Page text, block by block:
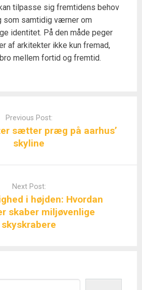
tilpasse sig fremtidens behov
som samtidig værner om
identitet. På den måde peger
af arkitekter ikke kun fremad,
mellem fortid og fremtid.
Previous Post:
sætter præg på aarhus’
skyline
Next Post:
i højden: Hvordan
skaber miljøvenlige
skyskrabere